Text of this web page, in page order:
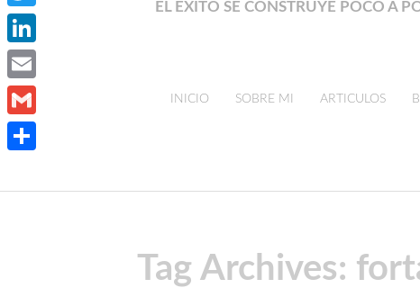
EL EXITO SE CONSTRUYE POCO A
skip to content
INICIO SOBRE MI ARTICULOS
Tag Archives:
Twitter
LinkedIn
Email
Gmail